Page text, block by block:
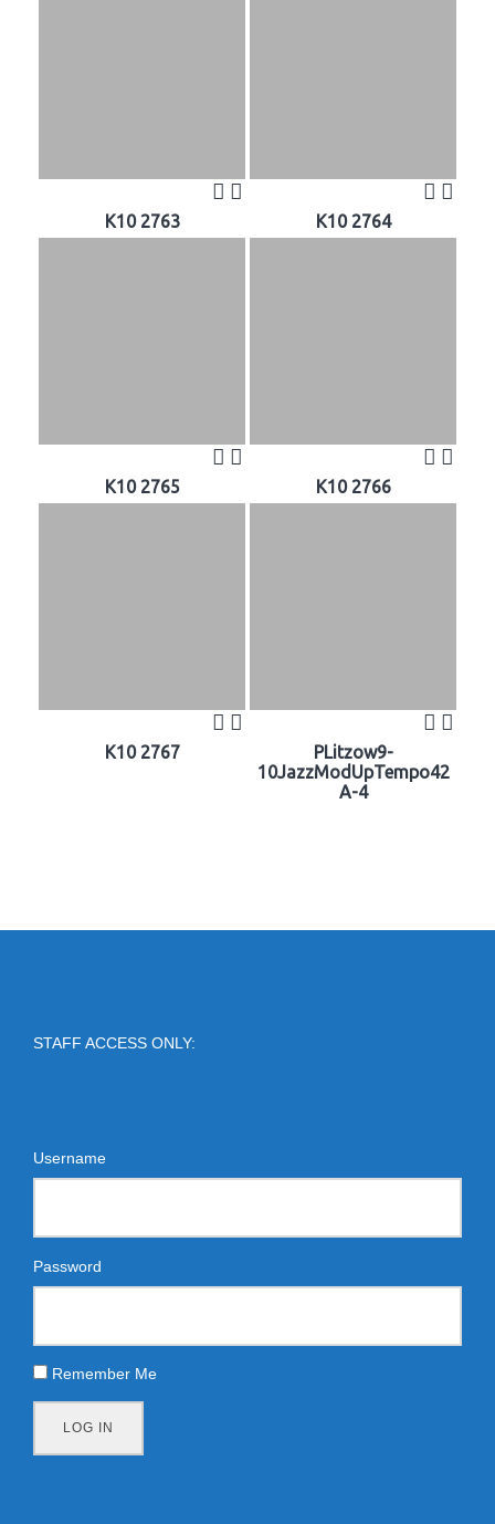
K10 2763 K10 2764
K10 2765 K10 2766
K10 2767
PLitzow9-
10JazzModUpTempo42
A-4
STAFF ACCESS ONLY:
Username
Password
Remember Me
LOG IN